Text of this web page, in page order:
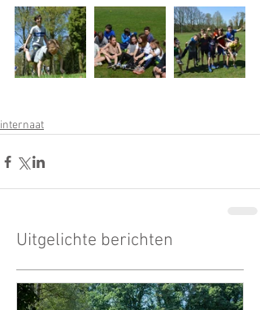
internaat
Uitgelichte berichten